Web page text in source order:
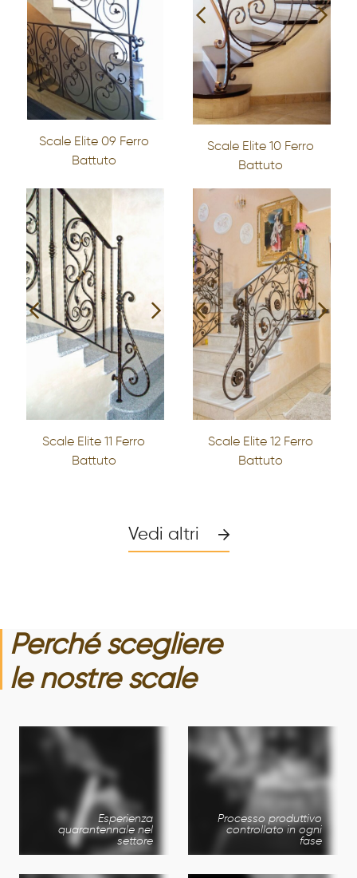
Scale Elite 09 Ferro
Battuto
Scale Elite 10 Ferro
Battuto
Scale Elite 11 Ferro
Battuto
Scale Elite 12 Ferro
Battuto
Vedi altri
Perché scegliere
le nostre scale
Esperienza
quarantennale nel
settore
Processo produttivo
controllato in ogni
fase